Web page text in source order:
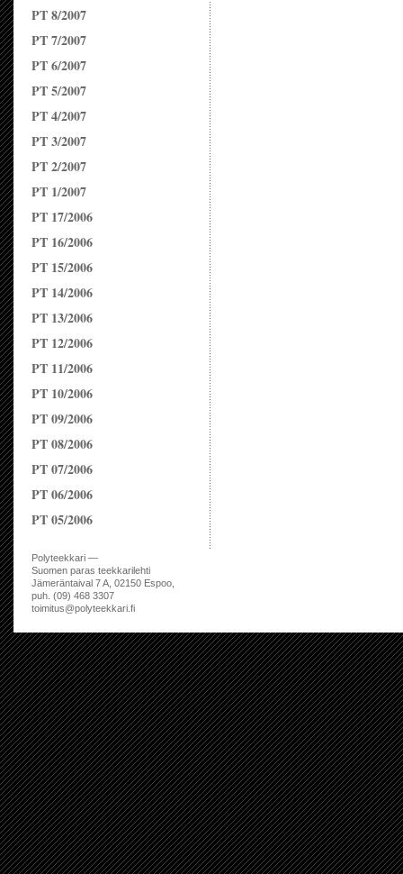
PT 8/2007
PT 7/2007
PT 6/2007
PT 5/2007
PT 4/2007
PT 3/2007
PT 2/2007
PT 1/2007
PT 17/2006
PT 16/2006
PT 15/2006
PT 14/2006
PT 13/2006
PT 12/2006
PT 11/2006
PT 10/2006
PT 09/2006
PT 08/2006
PT 07/2006
PT 06/2006
PT 05/2006
Polyteekkari —
Suomen paras teekkarilehti
Jämeräntaival 7 A, 02150 Espoo,
puh. (09) 468 3307
toimitus@polyteekkari.fi